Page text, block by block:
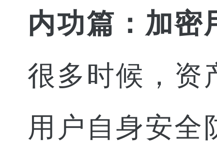
内功篇：加密
很多时候，资
用户自身安全